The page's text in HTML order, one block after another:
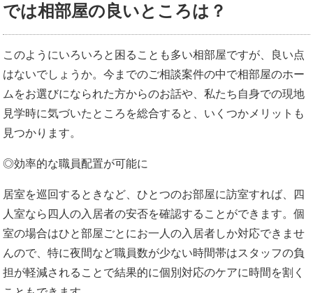
では相部屋の良いところは？
このようにいろいろと困ることも多い相部屋ですが、良い点
はないでしょうか。今までのご相談案件の中で相部屋のホー
ムをお選びになられた方からのお話や、私たち自身での現地
見学時に気づいたところを総合すると、いくつかメリットも
見つかります。
◎効率的な職員配置が可能に
居室を巡回するときなど、ひとつのお部屋に訪室すれば、四
人室なら四人の入居者の安否を確認することができます。個
室の場合はひと部屋ごとにお一人の入居者しか対応できませ
んので、特に夜間など職員数が少ない時間帯はスタッフの負
担が軽減されることで結果的に個別対応のケアに時間を割く